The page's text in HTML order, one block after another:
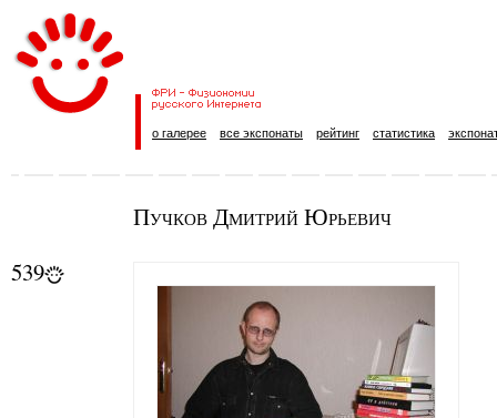
о галерее все экспонаты рейтинг статистика
Пучков Дмитрий Юрьевич
539